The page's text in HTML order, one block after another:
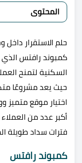
المحتوى
حلم الاستقرار
كمبوند رافتس الذي
السكنية لتمنح
حيث يعد مشروعًا
اختيار موقع متميز
أكبر عدد من العملاء
فترات سداد طويلة
كمبوند رافتس